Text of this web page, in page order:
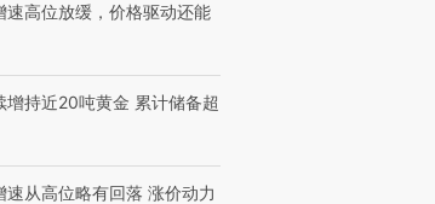
速高位放缓，价格驱动还能
增持近20吨黄金 累计储备超
速从高位略有回落 涨价动力